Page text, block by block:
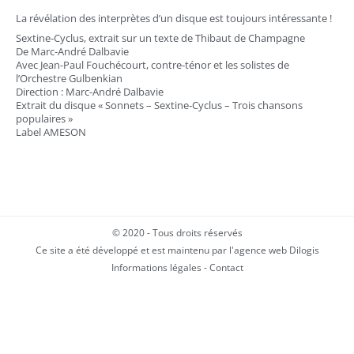
La révélation des interprètes d’un disque est toujours intéressante !
Sextine-Cyclus, extrait sur un texte de Thibaut de Champagne
De Marc-André Dalbavie
Avec Jean-Paul Fouchécourt, contre-ténor et les solistes de
l’Orchestre Gulbenkian
Direction : Marc-André Dalbavie
Extrait du disque « Sonnets – Sextine-Cyclus – Trois chansons
populaires »
Label AMESON
© 2020 - Tous droits réservés
Ce site a été développé et est maintenu par l'agence web Dilogis
Informations légales -Contact